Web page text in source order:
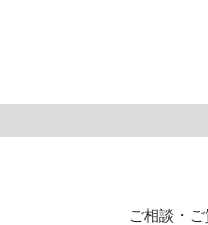
ご相談・